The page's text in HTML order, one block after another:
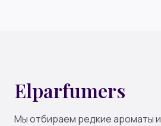
Elparfumers
Мы отбираем редкие ароматы и